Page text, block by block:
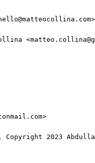
2023